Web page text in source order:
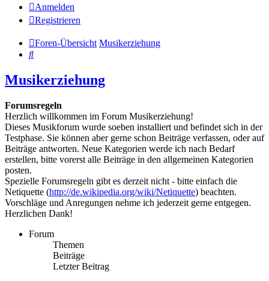
Anmelden
Registrieren
Foren-Übersicht Musikerziehung
Suche
Musikerziehung
Forumsregeln
Herzlich willkommen im Forum Musikerziehung!
Dieses Musikforum wurde soeben installiert und befindet sich in der
Testphase. Sie können aber gerne schon Beiträge verfassen, oder auf
Beiträge antworten. Neue Kategorien werde ich nach Bedarf
erstellen, bitte vorerst alle Beiträge in den allgemeinen Kategorien
posten.
Spezielle Forumsregeln gibt es derzeit nicht - bitte einfach die
Netiquette (http://de.wikipedia.org/wiki/Netiquette) beachten.
Vorschläge und Anregungen nehme ich jederzeit gerne entgegen.
Herzlichen Dank!
Forum
Themen
Beiträge
Letzter Beitrag